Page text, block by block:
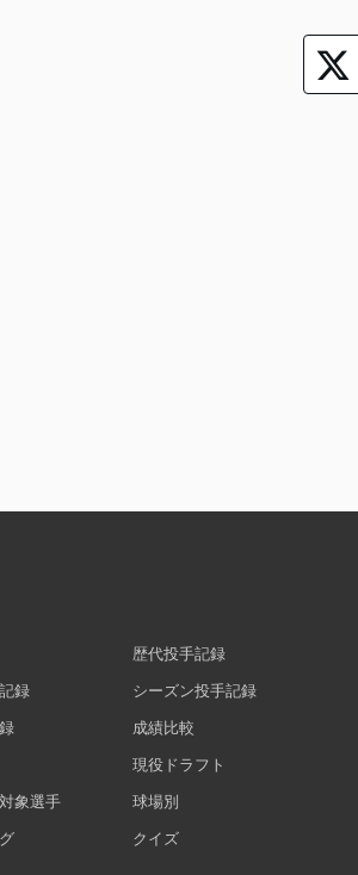
歴代投手記録
録
シーズン投手記録
成績比較
現役ドラフト
象選手
球場別
クイズ